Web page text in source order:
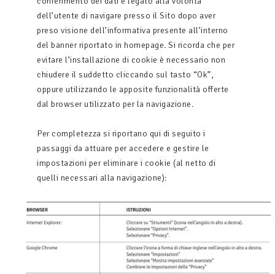
dell’utente di navigare presso il Sito dopo aver
preso visione dell’informativa presente all’interno
del banner riportato in homepage. Si ricorda che per
evitare l’installazione di cookie è necessario non
chiudere il suddetto cliccando sul tasto “Ok”,
oppure utilizzando le apposite funzionalità offerte
dal browser utilizzato per la navigazione.
Per completezza si riportano qui di seguito i
passaggi da attuare per accedere e gestire le
impostazioni per eliminare i cookie (al netto di
quelli necessari alla navigazione):